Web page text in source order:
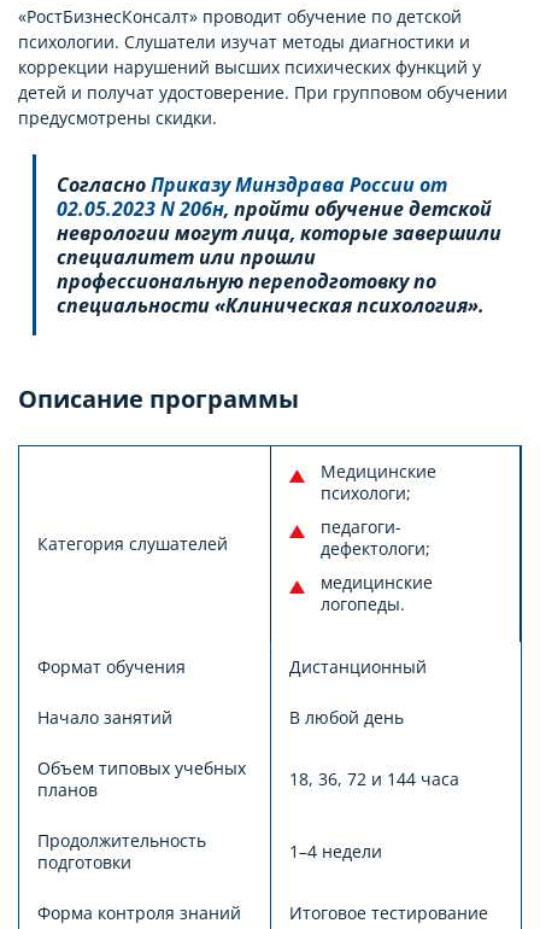
«РостБизнесКонсалт» проводит обучение по детской
психологии. Слушатели изучат методы диагностики и
коррекции нарушений высших психических функций у
детей и получат удостоверение. При групповом обучении
предусмотрены скидки.
СогласноПриказу Минздрава России от
02.05.2023 N 206н, пройти обучение детской
неврологии могут лица, которые завершили
специалитет или прошли
профессиональную переподготовку по
специальности «Клиническая психология».
Описание программы
Категория слушателей
Медицинские
психологи;
педагоги-
дефектологи;
медицинские
логопеды.
Формат обучения Дистанционный
Начало занятий В любой день
Объем типовых учебных
планов
18, 36, 72 и 144 часа
Продолжительность
подготовки
1–4 недели
Форма контроля знаний Итоговое тестирование